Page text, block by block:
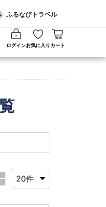
ふるなびトラベル
ログインお気に入り カート